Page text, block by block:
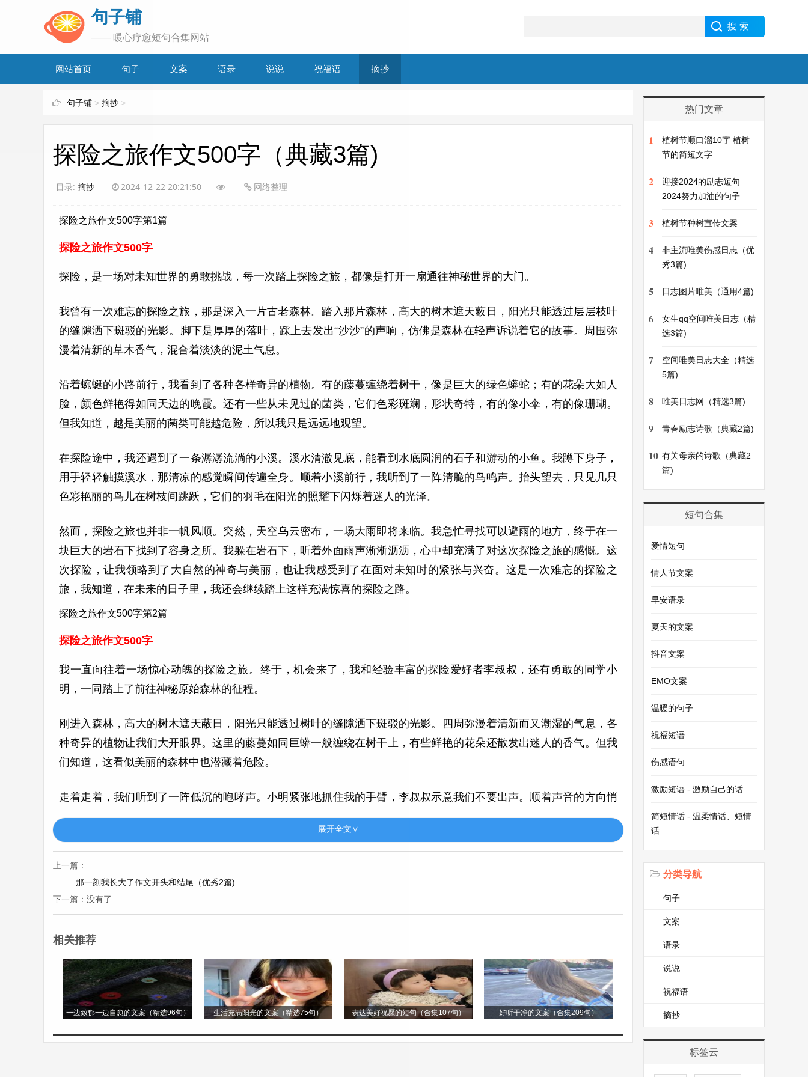
句子铺
—— 暖心疗愈短句合集网站
网站首页 句子 文案 语录 说说 祝福语 摘抄
句子铺 > 摘抄 >
探险之旅作文500字（典藏3篇)
目录: 摘抄 2024-12-22 20:21:50 网络整理
探险之旅作文500字第1篇
探险之旅作文500字
探险，是一场对未知世界的勇敢挑战，每一次踏上探险之旅，都像是打开一扇通往神秘世界的大门。
我曾有一次难忘的探险之旅，那是深入一片古老森林。踏入那片森林，高大的树木遮天蔽日，阳光只能透过层层枝叶
的缝隙洒下斑驳的光影。脚下是厚厚的落叶，踩上去发出“沙沙”的声响，仿佛是森林在轻声诉说着它的故事。周围弥
漫着清新的草木香气，混合着淡淡的泥土气息。
沿着蜿蜒的小路前行，我看到了各种各样奇异的植物。有的藤蔓缠绕着树干，像是巨大的绿色蟒蛇；有的花朵大如人
脸，颜色鲜艳得如同天边的晚霞。还有一些从未见过的菌类，它们色彩斑斓，形状奇特，有的像小伞，有的像珊瑚。
但我知道，越是美丽的菌类可能越危险，所以我只是远远地观望。
在探险途中，我还遇到了一条潺潺流淌的小溪。溪水清澈见底，能看到水底圆润的石子和游动的小鱼。我蹲下身子，
用手轻轻触摸溪水，那清凉的感觉瞬间传遍全身。顺着小溪前行，我听到了一阵清脆的鸟鸣声。抬头望去，只见几只
色彩艳丽的鸟儿在树枝间跳跃，它们的羽毛在阳光的照耀下闪烁着迷人的光泽。
然而，探险之旅也并非一帆风顺。突然，天空乌云密布，一场大雨即将来临。我急忙寻找可以避雨的地方，终于在一
块巨大的岩石下找到了容身之所。我躲在岩石下，听着外面雨声淅淅沥沥，心中却充满了对这次探险之旅的感慨。这
次探险，让我领略到了大自然的神奇与美丽，也让我感受到了在面对未知时的紧张与兴奋。这是一次难忘的探险之
旅，我知道，在未来的日子里，我还会继续踏上这样充满惊喜的探险之路。
探险之旅作文500字第2篇
探险之旅作文500字
我一直向往着一场惊心动魄的探险之旅。终于，机会来了，我和经验丰富的探险爱好者李叔叔，还有勇敢的同学小
明，一同踏上了前往神秘原始森林的征程。
刚进入森林，高大的树木遮天蔽日，阳光只能透过树叶的缝隙洒下斑驳的光影。四周弥漫着清新而又潮湿的气息，各
种奇异的植物让我们大开眼界。这里的藤蔓如同巨蟒一般缠绕在树干上，有些鲜艳的花朵还散发出迷人的香气。但我
们知道，这看似美丽的森林中也潜藏着危险。
走着走着，我们听到了一阵低沉的咆哮声。小明紧张地抓住我的手臂，李叔叔示意我们不要出声。顺着声音的方向悄
悄走去，我们看到了一只巨大的黑熊。它正用爪子刨着地面，像是在寻找食物。李叔叔小声告诉我们，不要惊慌，慢
慢后退。我们小心翼翼地按照他的指示行动，心都提到了嗓子眼，生怕惊动了黑熊。幸运的是，黑熊并没有发现我
们，我们成功地远离了这个危险。
随着深入森林，一条湍急的河流横在了我们面前。河水汹涌，撞击在河中的礁石上溅起高高的水花。李叔叔从背包里
虽然这次探险之旅充满了危险，但我们也收获了许多。那些从未见过的动植物、克服危险时的勇气，都让我明白了探
险的意义。这次原始森林探险之旅，将成为我心中永远难忘的回忆。
探险之旅作文500字第3篇
探险之旅作文500字
展开全文∨
上一篇：
那一刻我长大了作文开头和结尾（优秀2篇)
下一篇：没有了
相关推荐
一边致郁一边自愈的文案（精选96句） 生活充满阳光的文案（精选75句） 表达美好祝愿的短句（合集107句） 好听干净的文案（合集209句）
热门文章
1
植树节顺口溜10字 植树
节的简短文字
2
迎接2024的励志短句
2024努力加油的句子
3 植树节种树宣传文案
4
非主流唯美伤感日志（优
秀3篇)
5 日志图片唯美（通用4篇)
6
女生qq空间唯美日志（精
选3篇)
7
空间唯美日志大全（精选
5篇)
8 唯美日志网（精选3篇)
9 青春励志诗歌（典藏2篇)
10 有关母亲的诗歌（典藏2
篇)
短句合集
爱情短句
情人节文案
早安语录
夏天的文案
抖音文案
EMO文案
温暖的句子
祝福短语
伤感语句
激励短语 - 激励自己的话
简短情话 - 温柔情话、短情
话
分类导航
句子
文案
语录
说说
祝福语
摘抄
标签云